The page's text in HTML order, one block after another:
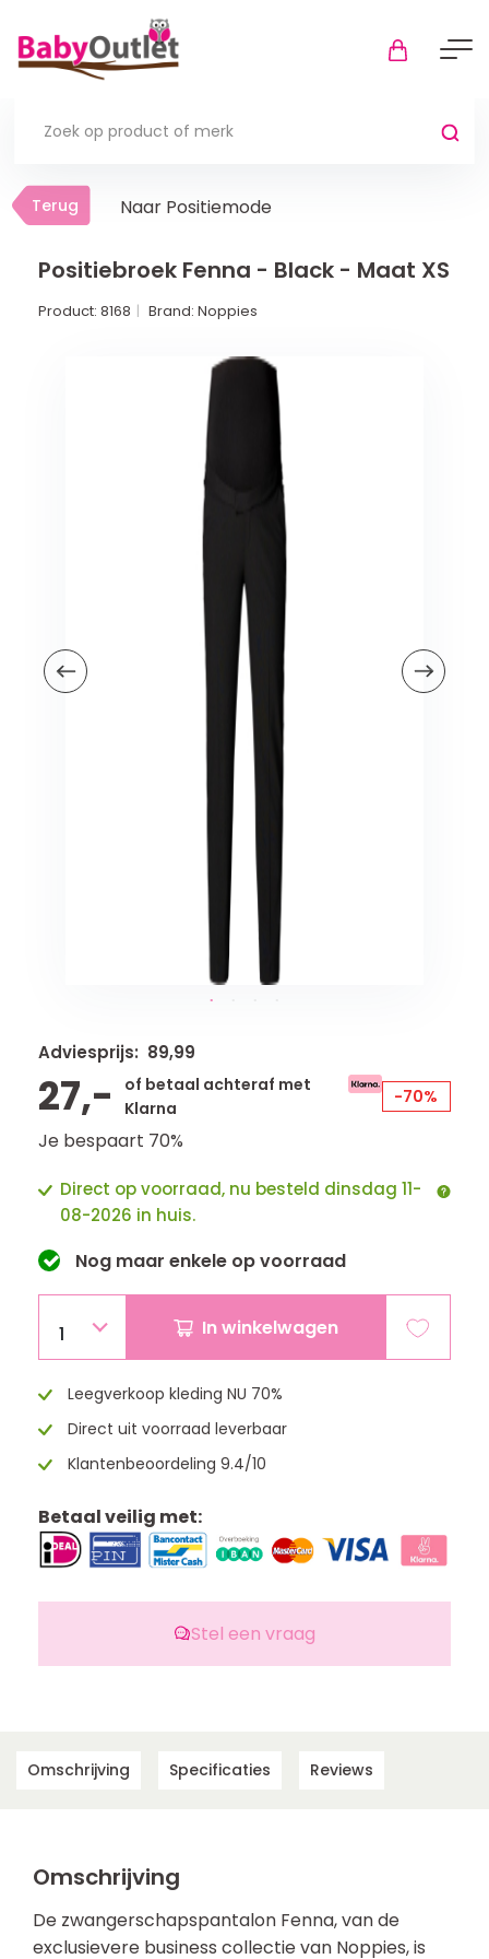
Terug
Thuis
In de box
Boxmatrassen en hoeslakens
Veiligheid in en om huis
Veiligheid buiten de deur
Meer
Schommelstoelen en wipstoeltjes
Terug Naar Positiemode
Positiebroek Fenna - Black - Maat XS
Product: 8168 Brand: Noppies
Adviesprijs: 89,99
27,-
of betaal achteraf met
Klarna
-70%
Je bespaart 70%
Direct op voorraad, nu besteld dinsdag 11-
08-2026 in huis.
Nog maar enkele op voorraad
1 In winkelwagen
Leegverkoop kleding NU 70%
Direct uit voorraad leverbaar
Klantenbeoordeling 9.4/10
Betaal veilig met:
Stel een vraag
Omschrijving Specificaties Reviews
Omschrijving
De zwangerschapspantalon Fenna, van de
exclusievere business collectie van Noppies, is